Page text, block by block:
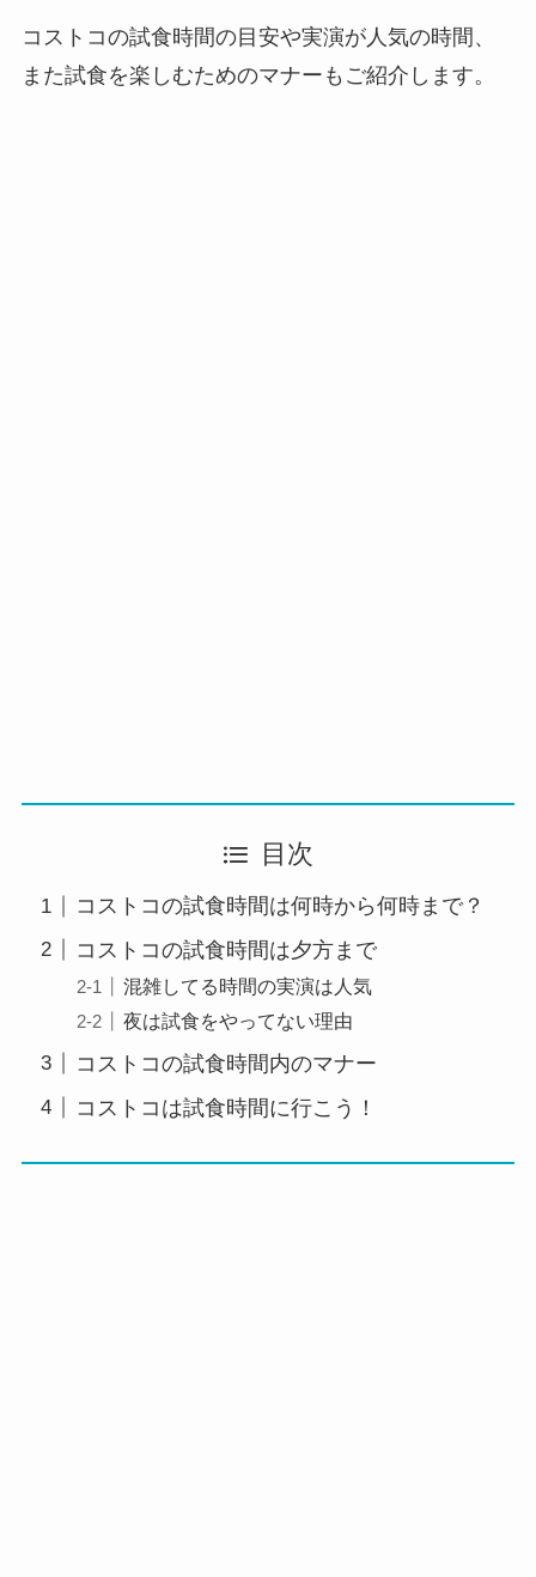
コストコの試食時間の目安や実演が人気の時間、
また試食を楽しむためのマナーもご紹介します。
目次
コストコの試食時間は何時から何時まで？
コストコの試食時間は夕方まで
混雑してる時間の実演は人気
夜は試食をやってない理由
コストコの試食時間内のマナー
コストコは試食時間に行こう！